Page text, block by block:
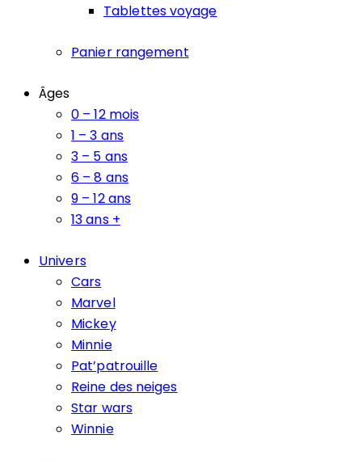
Tablettes voyage
Panier rangement
Âges
0 – 12 mois
1 – 3 ans
3 – 5 ans
6 – 8 ans
9 – 12 ans
13 ans +
Univers
Cars
Marvel
Mickey
Minnie
Pat’patrouille
Reine des neiges
Star wars
Winnie